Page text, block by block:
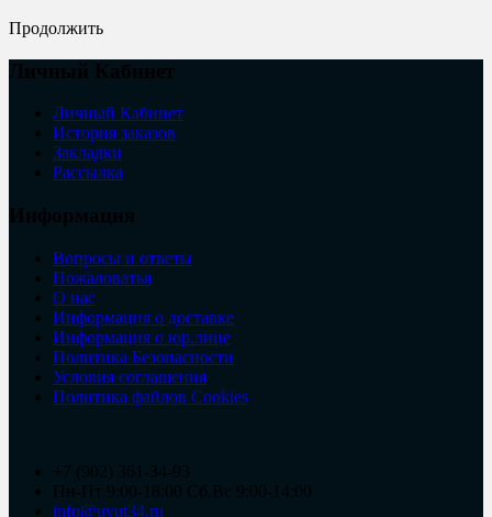
Продолжить
Личный Кабинет
История заказов
Закладки
Рассылка
Вопросы и ответы
Пожаловатья
О нас
Информация о доставке
Информация о юр.лице
Политика Безопасности
Условия соглашения
Политика файлов Cookies
info@uyut34.ru